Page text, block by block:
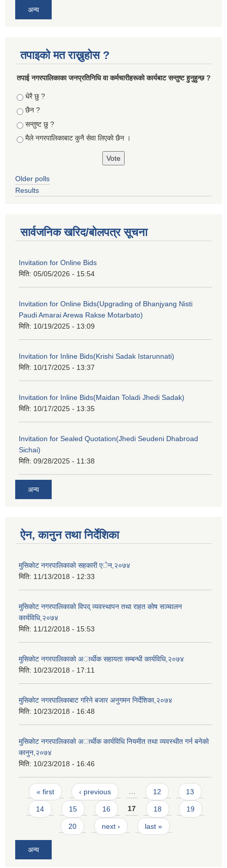
अन्य
तपाइको मत राख्नुहोस ?
तपा‌ई नगरपालिकाका जनप्रतिनिधि वा कर्मचारीहरूकाे कार्यबाट सन्तुष्ट हुनुहुन्छ ?
Choices
धेरै छु ?
छैन ?
सन्तुष्ट छु ?
मैले नगरपालिकाबाट कुनै सेवा लिएकाे छैन ।
Older polls
Results
सार्वजनिक खरिद/बोलपत्र सूचना
Invitation for Online Bids
मिति: 05/05/2026 - 15:54
Invitation for Online Bids(Upgrading of Bhanjyang Nisti
Paudi Amarai Arewa Rakse Motarbato)
मिति: 10/19/2025 - 13:09
Invitation for Inline Bids(Krishi Sadak Istarunnati)
मिति: 10/17/2025 - 13:37
Invitation for Inline Bids(Maidan Toladi Jhedi Sadak)
मिति: 10/17/2025 - 13:35
Invitation for Sealed Quotation(Jhedi Seudeni Dhabroad
Sichai)
मिति: 09/28/2025 - 11:38
अन्य
ऐन, कानुन तथा निर्देशिका
मुसिकाेट नगरपालिकाकाे सहकारी एेन,२०७४
मिति: 11/13/2018 - 12:33
मुसिकाेट नगरपालिकाकाे विपद् व्यवस्थापन तथा राहत काेष सञ्चालन
कार्यविधि,२०७४
मिति: 11/12/2018 - 15:53
मुसिकाेट नगरपालिकाकाे अार्थीक सहायता सम्बन्धी कार्यविधि,२०७४
मिति: 10/23/2018 - 17:11
मुसिकाेट नगरपालिकाबाट गरिने बजार अनुगमन निर्देशिका,२०७४
मिति: 10/23/2018 - 16:48
मुसिकाेट नगरपालिकाकाे अार्थीक कार्यविधि नियमीत तथा व्यवस्थीत गर्न बनेकाे
कानुन,२०७४
मिति: 10/23/2018 - 16:46
Pages
« first ‹ previous … 12 13
14 15 16 17 18 19
20 next › last »
अन्य